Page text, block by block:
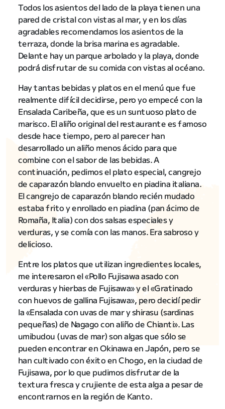
Todos los asientos del lado de la playa tienen una
pared de cristal con vistas al mar, y en los días
agradables recomendamos los asientos de la
terraza, donde la brisa marina es agradable.
Delante hay un parque arbolado y la playa, donde
podrá disfrutar de su comida con vistas al océano.
Hay tantas bebidas y platos en el menú que fue
realmente difícil decidirse, pero yo empecé con la
Ensalada Caribeña, que es un suntuoso plato de
marisco. El aliño original del restaurante es famoso
desde hace tiempo, pero al parecer han
desarrollado un aliño menos ácido para que
combine con el sabor de las bebidas. A
continuación, pedimos el plato especial, cangrejo
de caparazón blando envuelto en piadina italiana.
El cangrejo de caparazón blando recién mudado
estaba frito y enrollado en piadina (pan ácimo de
Romaña, Italia) con dos salsas especiales y
verduras, y se comía con las manos. Era sabroso y
delicioso.
Entre los platos que utilizan ingredientes locales,
me interesaron el «Pollo Fujisawa asado con
verduras y hierbas de Fujisawa» y el «Gratinado
con huevos de gallina Fujisawa», pero decidí pedir
la «Ensalada con uvas de mar y shirasu (sardinas
pequeñas) de Nagago con aliño de Chianti». Las
umibudou (uvas de mar) son algas que sólo se
pueden encontrar en Okinawa en Japón, pero se
han cultivado con éxito en Chogo, en la ciudad de
Fujisawa, por lo que pudimos disfrutar de la
textura fresca y crujiente de esta alga a pesar de
encontrarnos en la región de Kanto.